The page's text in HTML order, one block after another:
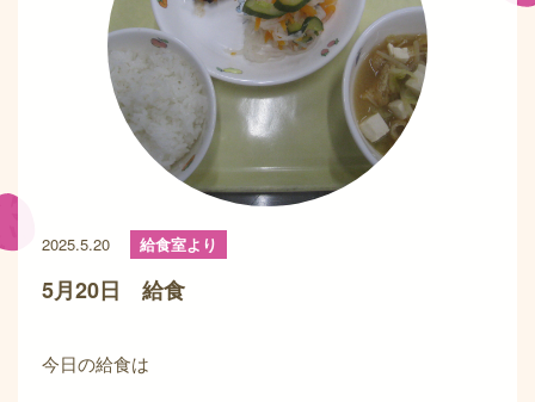
2025.5.20 給食室より
5月20日 給食
今日の給食は